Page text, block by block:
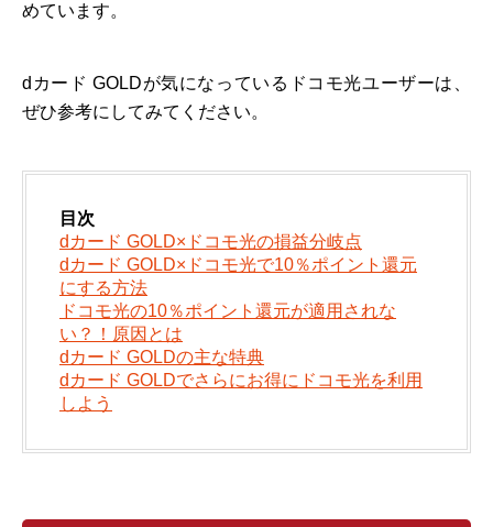
めています。
dカード GOLDが気になっているドコモ光ユーザーは、
ぜひ参考にしてみてください。
目次
dカード GOLD×ドコモ光の損益分岐点
dカード GOLD×ドコモ光で10％ポイント還元
にする方法
ドコモ光の10％ポイント還元が適用されな
い？！原因とは
dカード GOLDの主な特典
dカード GOLDでさらにお得にドコモ光を利用
しよう